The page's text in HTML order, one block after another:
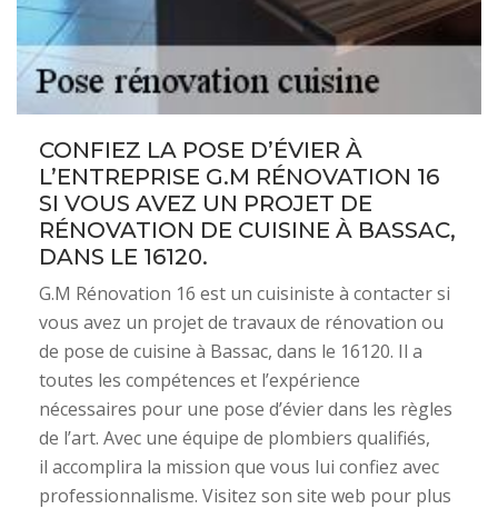
CONFIEZ LA POSE D’ÉVIER À
L’ENTREPRISE G.M RÉNOVATION 16
SI VOUS AVEZ UN PROJET DE
RÉNOVATION DE CUISINE À BASSAC,
DANS LE 16120.
G.M Rénovation 16 est un cuisiniste à contacter si
vous avez un projet de travaux de rénovation ou
de pose de cuisine à Bassac, dans le 16120. Il a
toutes les compétences et l’expérience
nécessaires pour une pose d’évier dans les règles
de l’art. Avec une équipe de plombiers qualifiés,
il accomplira la mission que vous lui confiez avec
professionnalisme. Visitez son site web pour plus